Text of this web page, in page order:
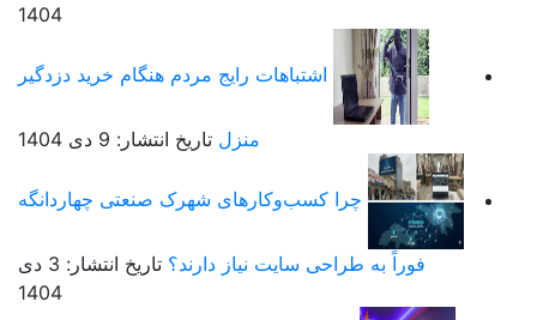
1404
اشتباهات رایج مردم هنگام خرید دزدگیر
منزل تاریخ انتشار: 9 دی 1404
چرا کسب‌وکارهای شهرک صنعتی چهاردانگه
فوراً به طراحی سایت نیاز دارند؟
تاریخ انتشار: 3 دی
1404